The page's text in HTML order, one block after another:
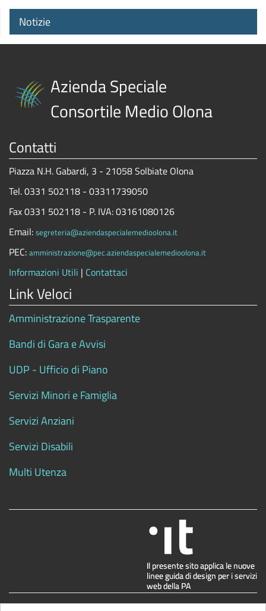
Notizie
Azienda Speciale
Consortile Medio Olona
Contatti
Piazza N.H. Gabardi, 3 - 21058 Solbiate Olona
Tel. 0331 502118 - 03311739050
Fax 0331 502118 - P. IVA: 03161080126
Email: segreteria@aziendaspecialemedioolona.it
PEC: amministrazione@pec.aziendaspecialemedioolona.it
Informazioni Utili | Contattaci
Link Veloci
Amministrazione Trasparente
Bandi di Gara e Avvisi
UDP - Ufficio di Piano
Servizi Minori e Famiglia
Servizi Anziani
Servizi Disabili
Multi Utenza